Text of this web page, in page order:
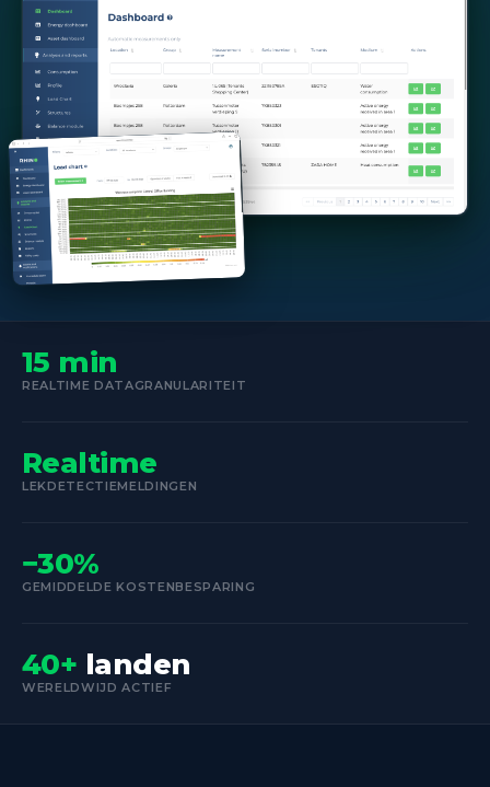
15 min
REALTIME DATAGRANULARITEIT
Realtime
LEKDETECTIEMELDINGEN
−30%
GEMIDDELDE KOSTENBESPARING
40+ landen
WERELDWIJD ACTIEF